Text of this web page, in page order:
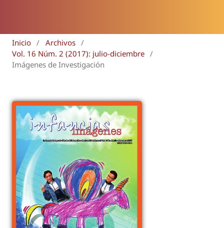
Inicio / Archivos /
Vol. 16 Núm. 2 (2017): julio-diciembre /
Imágenes de Investigación